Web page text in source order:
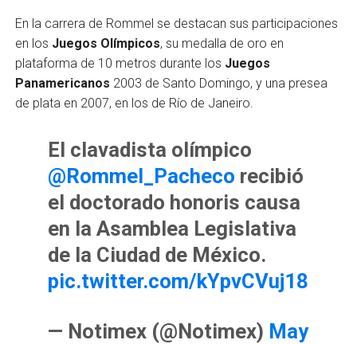
En la carrera de Rommel se destacan sus participaciones
en los Juegos Olímpicos, su medalla de oro en
plataforma de 10 metros durante los Juegos
Panamericanos 2003 de Santo Domingo, y una presea
de plata en 2007, en los de Río de Janeiro.
El clavadista olímpico
@Rommel_Pacheco recibió
el doctorado honoris causa
en la Asamblea Legislativa
de la Ciudad de México.
pic.twitter.com/kYpvCVuj18
— Notimex (@Notimex) May